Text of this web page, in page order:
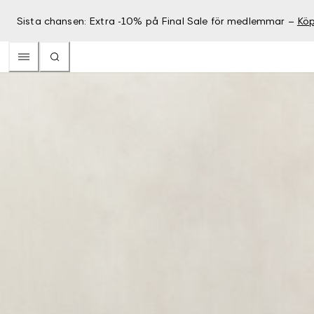
Sista chansen: Extra -10% på Final Sale för medlemmar –